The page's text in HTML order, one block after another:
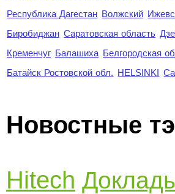
Республика Дагестан Волжский
Биробиджан Саратовская область
Кременчуг Балашиха Белгородская
Батайск Ростовской обл. HELSINKI
Новостные
Hitech